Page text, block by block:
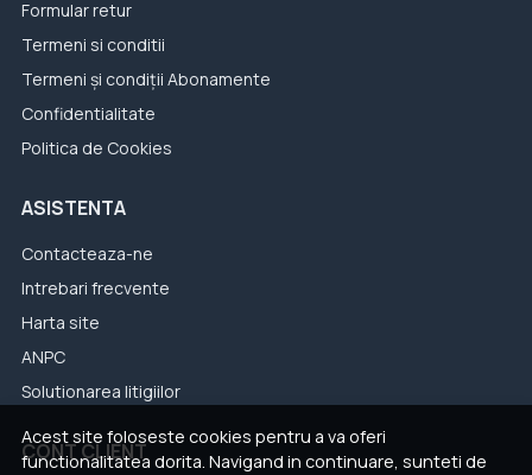
Acest site foloseste cookies pentru a va oferi
functionalitatea dorita. Navigand in continuare, sunteti de
Formular retur
Termeni si conditii
Termeni și condiții Abonamente
Confidentialitate
Politica de Cookies
ASISTENTA
Contacteaza-ne
Intrebari frecvente
Harta site
ANPC
Solutionarea litigiilor
CONT CLIENT